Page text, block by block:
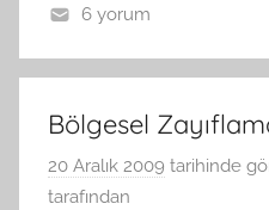
6 yorum
Bölgesel
20 Aralık 2009 tarihinde
tarafından